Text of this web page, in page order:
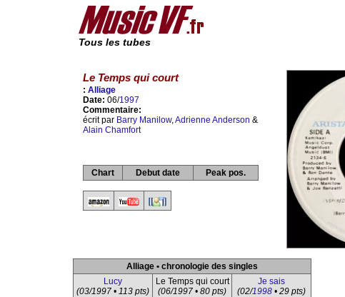
Tous les tubes
Le Temps qui court
: Alliage
Date: 06/1997
Commentaire:
écrit par Barry Manilow,Adrienne Anderson &
Alain Chamfort
Chart Debut date Peak pos.
Alliage • chronologie des singles
Lucy
(03/1997 • 113 pts)
Le Temps qui court
(06/1997 • 80 pts)
Je sais
(02/1998 • 29 pts)